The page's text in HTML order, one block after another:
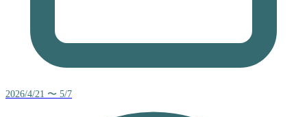
2026/4/21 〜 5/7